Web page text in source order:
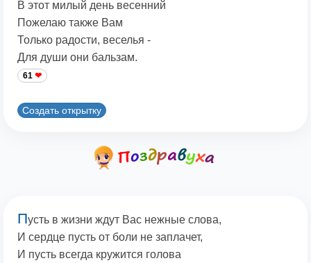
В этот милый день весенний
Пожелаю также Вам
Только радости, веселья -
Для души они бальзам.
61
Создать открытку
Пусть в жизни ждут Вас нежные слова,
И сердце пусть от боли не заплачет,
И пусть всегда кружится голова